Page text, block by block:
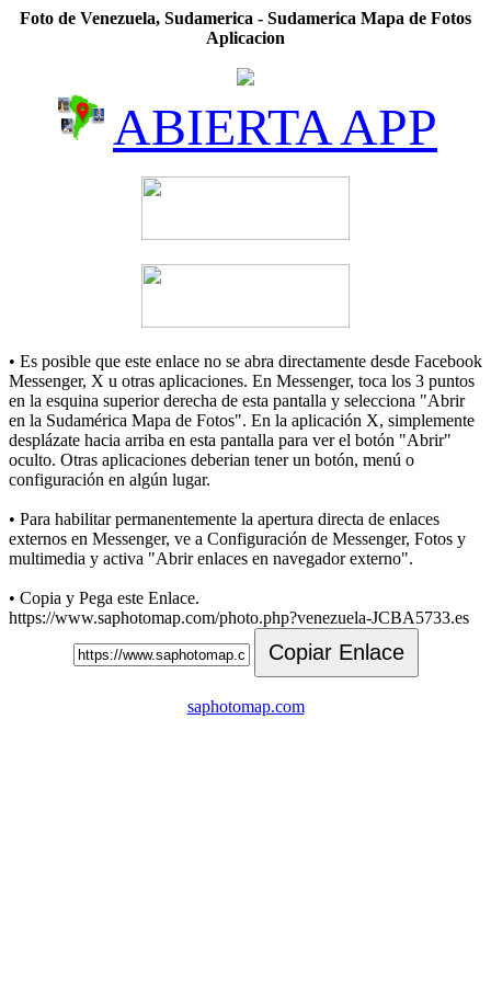
Foto de Venezuela, Sudamerica - Sudamerica Mapa de Fotos
Aplicacion
ABIERTA APP
• Es posible que este enlace no se abra directamente desde Facebook
Messenger, X u otras aplicaciones. En Messenger, toca los 3 puntos
en la esquina superior derecha de esta pantalla y selecciona "Abrir
en la Sudamérica Mapa de Fotos". En la aplicación X, simplemente
desplázate hacia arriba en esta pantalla para ver el botón "Abrir"
oculto. Otras aplicaciones deberian tener un botón, menú o
configuración en algún lugar.
• Para habilitar permanentemente la apertura directa de enlaces
externos en Messenger, ve a Configuración de Messenger, Fotos y
multimedia y activa "Abrir enlaces en navegador externo".
• Copia y Pega este Enlace.
https://www.saphotomap.com/photo.php?venezuela-JCBA5733.es
Copiar Enlace
saphotomap.com